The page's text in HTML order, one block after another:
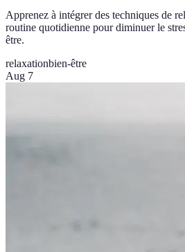
Apprenez à intégrer des techniques de
routine quotidienne pour diminuer le
être.
relaxationbien-être
Aug 7